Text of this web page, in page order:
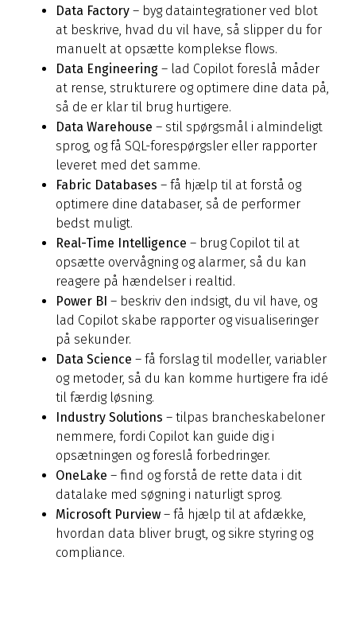
Data Factory – byg dataintegrationer ved blot
at beskrive, hvad du vil have, så slipper du for
manuelt at opsætte komplekse flows.
Data Engineering – lad Copilot foreslå måder
at rense, strukturere og optimere dine data på,
så de er klar til brug hurtigere.
Data Warehouse – stil spørgsmål i almindeligt
sprog, og få SQL-forespørgsler eller rapporter
leveret med det samme.
Fabric Databases – få hjælp til at forstå og
optimere dine databaser, så de performer
bedst muligt.
Real-Time Intelligence – brug Copilot til at
opsætte overvågning og alarmer, så du kan
reagere på hændelser i realtid.
Power BI – beskriv den indsigt, du vil have, og
lad Copilot skabe rapporter og visualiseringer
på sekunder.
Data Science – få forslag til modeller, variabler
og metoder, så du kan komme hurtigere fra idé
til færdig løsning.
Industry Solutions – tilpas brancheskabeloner
nemmere, fordi Copilot kan guide dig i
opsætningen og foreslå forbedringer.
OneLake – find og forstå de rette data i dit
datalake med søgning i naturligt sprog.
Microsoft Purview – få hjælp til at afdække,
hvordan data bliver brugt, og sikre styring og
compliance.